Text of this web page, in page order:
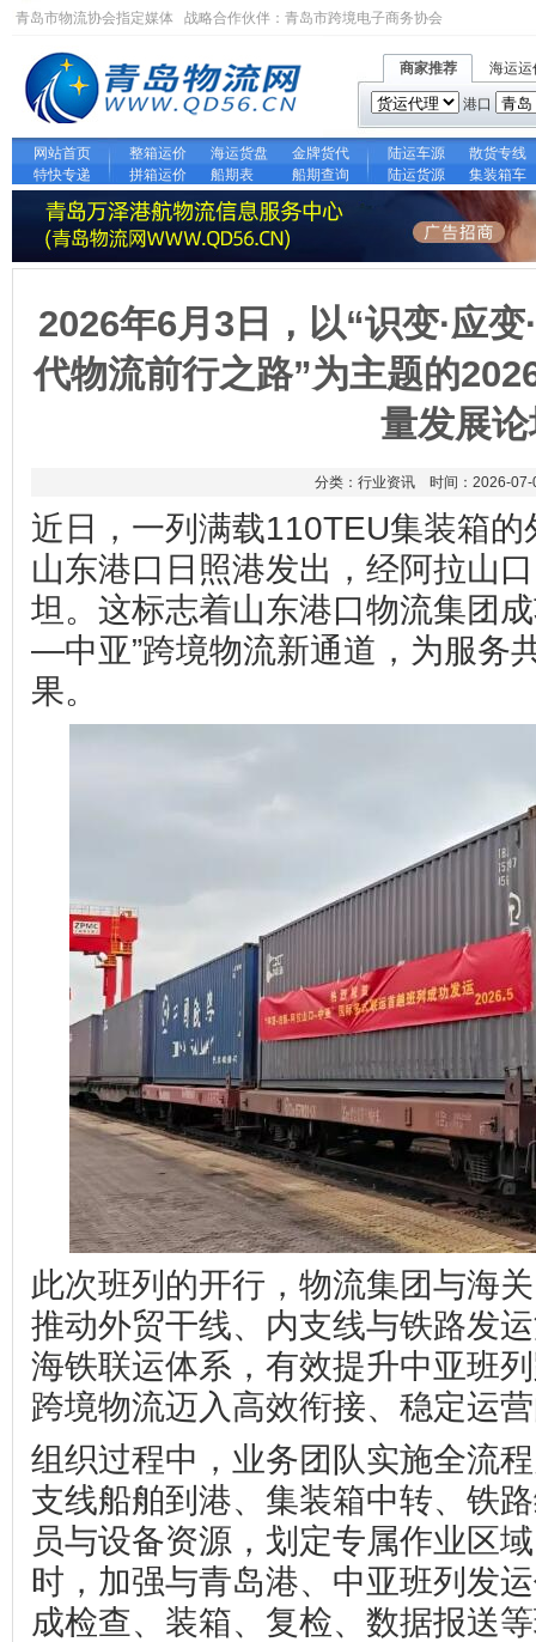
青岛市物流协会指定媒体 战略合作伙伴： 青岛市跨境电子商务协会
商家推荐 海运运
港口
网站首页 整箱运价 海运货盘 金牌货代 陆运车源
散货专线
特快专递
拼箱运价 船期表 船期查询 陆运货源 集装箱车
2026年6月3日，以“识变·应
代物流前行之路”为主题的
量发展
分类：行业资讯 时间：2026-
近日，一列满载110TEU集装箱
山东港口日照港发出，经阿拉山
坦。这标志着山东港口物流集团
—中亚”跨境物流新通道，为服务
果。
此次班列的开行，物流集团与海
推动外贸干线、内支线与铁路发
海铁联运体系，有效提升中亚班
跨境物流迈入高效衔接、稳定运
组织过程中，业务团队实施全流
支线船舶到港、集装箱中转、铁
员与设备资源，划定专属作业区
时，加强与青岛港、中亚班列发
成检查、装箱、复检、数据报送